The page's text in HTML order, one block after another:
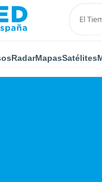
RadarMapasSatélites